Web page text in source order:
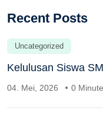
Recent Posts
Uncategorized
Kelulusan Siswa
04. Mei, 2026 0 Minute